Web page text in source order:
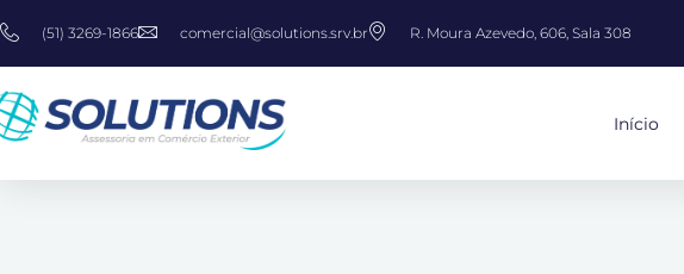
o
conteúdo
(51) 3269-1866 comercial@solutions.srv.br R. Moura Azevedo, 606, Sala 308
Início